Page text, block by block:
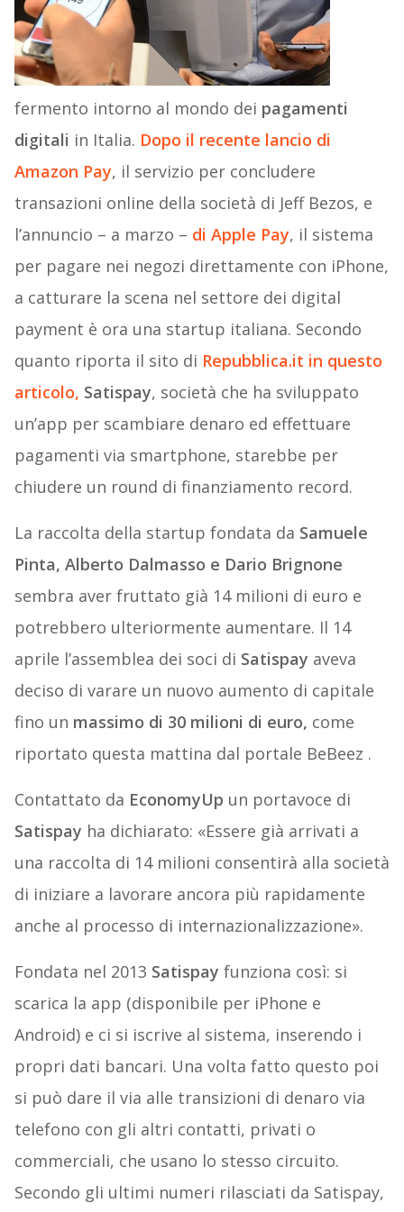
fermento intorno al mondo dei pagamenti
digitali in Italia. Dopo il recente lancio di
Amazon Pay, il servizio per concludere
transazioni online della società di Jeff Bezos, e
l’annuncio – a marzo – di Apple Pay, il sistema
per pagare nei negozi direttamente con iPhone,
a catturare la scena nel settore dei digital
payment è ora una startup italiana. Secondo
quanto riporta il sito di Repubblica.it in questo
articolo, Satispay, società che ha sviluppato
un’app per scambiare denaro ed effettuare
pagamenti via smartphone, starebbe per
chiudere un round di finanziamento record.
La raccolta della startup fondata da Samuele
Pinta, Alberto Dalmasso e Dario Brignone
sembra aver fruttato già 14 milioni di euro e
potrebbero ulteriormente aumentare. Il 14
aprile l’assemblea dei soci di Satispay aveva
deciso di varare un nuovo aumento di capitale
fino un massimo di 30 milioni di euro, come
riportato questa mattina dal portale BeBeez .
Contattato da EconomyUp un portavoce di
Satispay ha dichiarato: «Essere già arrivati a
una raccolta di 14 milioni consentirà alla società
di iniziare a lavorare ancora più rapidamente
anche al processo di internazionalizzazione».
Fondata nel 2013 Satispay funziona così: si
scarica la app (disponibile per iPhone e
Android) e ci si iscrive al sistema, inserendo i
propri dati bancari. Una volta fatto questo poi
si può dare il via alle transizioni di denaro via
telefono con gli altri contatti, privati o
commerciali, che usano lo stesso circuito.
Secondo gli ultimi numeri rilasciati da Satispay,